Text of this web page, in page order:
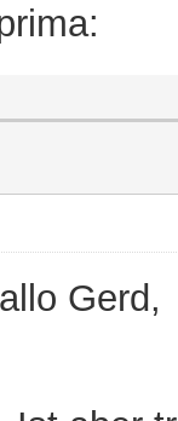
Gerd,